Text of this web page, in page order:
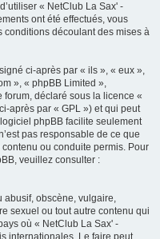
« NetClub La Sax' -
ont été effectués, vous
conditions découlant des mises à
ci-après par « ils », « eux »,
», « phpBB Limited »,
déclaré sous la licence «
après par « GPL ») et qui peut
phpBB facilite seulement
pas responsable de ce que
ou conduite permis. Pour
veuillez consulter :
abusif, obscène, vulgaire,
sexuel ou tout autre contenu qui
où « NetClub La Sax' -
internationales. Le faire peut